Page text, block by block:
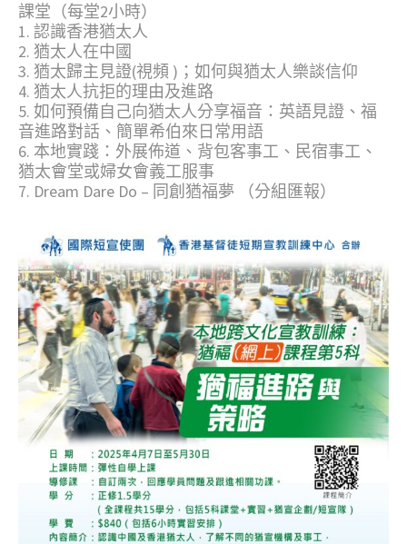
課堂（每堂2小時）
1. 認識香港猶太人
2. 猶太人在中國
3. 猶太歸主見證(視頻 )；如何與猶太人樂談信仰
4. 猶太人抗拒的理由及進路
5. 如何預備自己向猶太人分享福音：英語見證、福
音進路對話、簡單希伯來日常用語
6. 本地實踐：外展佈道、背包客事工、民宿事工、
猶太會堂或婦女會義工服事
7. Dream Dare Do – 同創猶福夢 （分組匯報）